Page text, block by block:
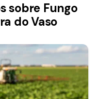
sobre Fungo
do Vaso